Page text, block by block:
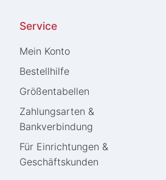
Service
Mein Konto
Bestellhilfe
Größentabellen
Zahlungsarten &
Bankverbindung
Für Einrichtungen &
Geschäftskunden